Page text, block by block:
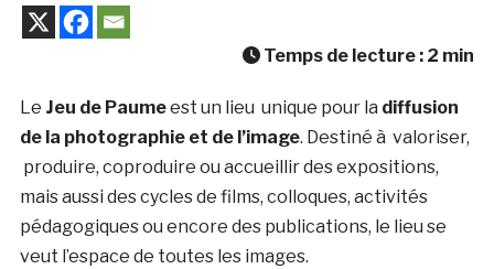
Temps de lecture : 2 min
Le Jeu de Paumeest un lieu unique pour la diffusion
de la photographie et de l’image. Destiné à valoriser,
produire, coproduire ou accueillir des expositions,
mais aussi des cycles de films, colloques, activités
pédagogiques ou encore des publications, le lieu se
veut l’espace de toutes les images.